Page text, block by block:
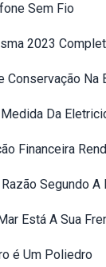
Sem Fio
2023
Conservação Na
Da
Financeira
Segundo
Está A Sua
é Um Poliedro